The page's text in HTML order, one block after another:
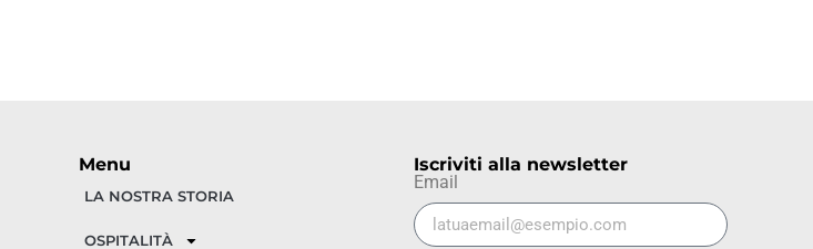
Menu
LA NOSTRA STORIA
OSPITALITÀ
Iscriviti alla newsletter
Email